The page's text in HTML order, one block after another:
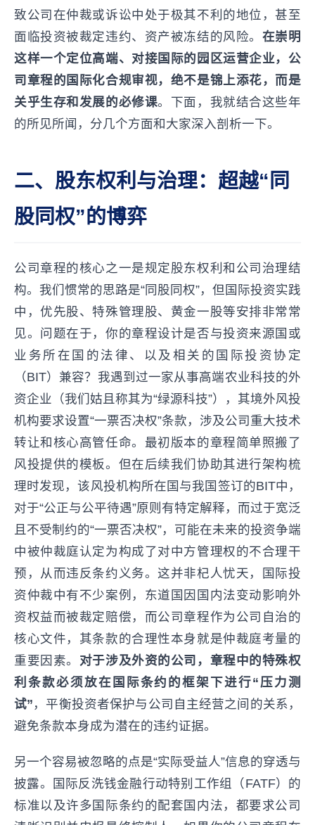
致公司在仲裁或诉讼中处于极其不利的地位，甚至
面临投资被裁定违约、资产被冻结的风险。 在崇明
这样一个定位高端、对接国际的园区运营企业，公
司章程的国际化合规审视，绝不是锦上添花，而是
关乎生存和发展的必修课。下面，我就结合这些年
的所见所闻，分几个方面和大家深入剖析一下。
二、股东权利与治理：超越“同
股同权”的博弈
公司章程的核心之一是规定股东权利和公司治理结
构。我们惯常的思路是“同股同权”，但国际投资实践
中，优先股、特殊管理股、黄金一股等安排非常常
见。问题在于，你的章程设计是否与投资来源国或
业务所在国的法律、以及相关的国际投资协定
（BIT）兼容？我遇到过一家从事高端农业科技的外
资企业（我们姑且称其为“绿源科技”），其境外风投
机构要求设置“一票否决权”条款，涉及公司重大技术
转让和核心高管任命。最初版本的章程简单照搬了
风投提供的模板。但在后续我们协助其进行架构梳
理时发现，该风投机构所在国与我国签订的BIT中，
对于“公正与公平待遇”原则有特定解释，而过于宽泛
且不受制约的“一票否决权”，可能在未来的投资争端
中被仲裁庭认定为构成了对中方管理权的不合理干
预，从而违反条约义务。这并非杞人忧天，国际投
资仲裁中有不少案例，东道国因国内法变动影响外
资权益而被裁定赔偿，而公司章程作为公司自治的
核心文件，其条款的合理性本身就是仲裁庭考量的
重要因素。 对于涉及外资的公司，章程中的特殊权
利条款必须放在国际条约的框架下进行“压力测
试” ，平衡投资者保护与公司自主经营之间的关系，
避免条款本身成为潜在的违约证据。
另一个容易被忽略的点是“实际受益人”信息的穿透与
披露。国际反洗钱金融行动特别工作组（FATF）的
标准以及许多国际条约的配套国内法，都要求公司